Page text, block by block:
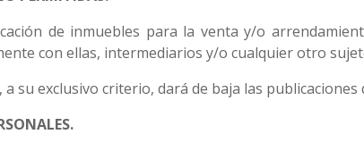
de inmuebles para la venta y/o
con ellas, intermediarios y/o cualquier otro
a su exclusivo criterio, dará de baja las